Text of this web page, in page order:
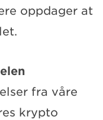
oppdager at
fra våre
krypto